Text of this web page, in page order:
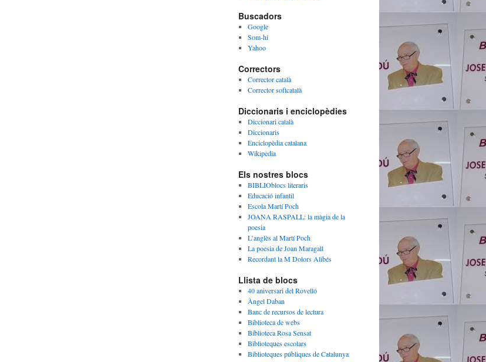
Buscadors
Google
Som-hi
Yahoo
Correctors
Corrector català
Corrector softcatalà
Diccionaris i enciclopèdies
Diccionari català
Diccionaris
Enciclopèdia catalana
Wikipedia
Els nostres blocs
BIBLIOblocs literaris
Educació infantil
Escola Martí Poch
JOANA RASPALL: la màgia de la
poesia
L’anglès al Martí Poch
La poesia de Joan Maragall
Recordant la M Dolors Alibés
Llista de blocs
40 aniversari del Rovelló
Àngel Daban
Banc de recursos de lectura
Biblioteca de webs
Biblioteca Rosa Sensat
Biblioteques escolars
Biblioteques públiques de Catalunya